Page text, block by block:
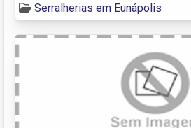
Serralherias em Eunápolis